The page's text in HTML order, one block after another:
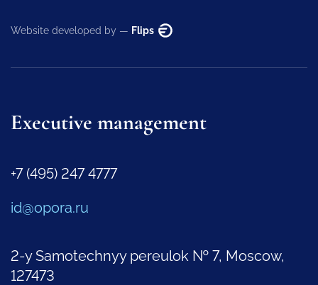
Website developed by — Flips
Executive management
+7 (495) 247 4777
id@opora.ru
2-y Samotechnyy pereulok № 7, Moscow,
127473